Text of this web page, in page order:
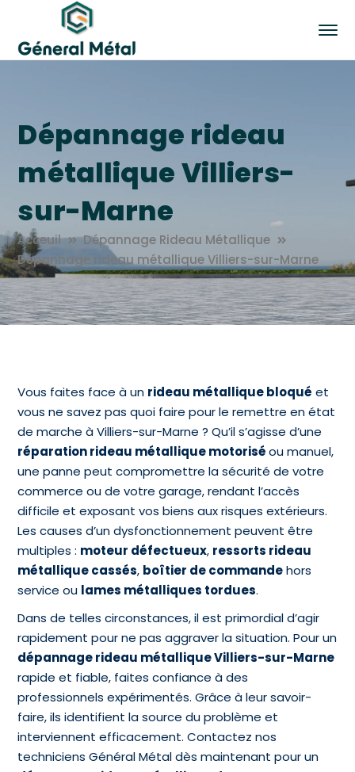
Dépannage rideau
métallique Villiers-
sur-Marne
Acceuil
Dépannage Rideau Métallique
Dépannage rideau métallique Villiers-sur-Marne
Vous faites face à un rideau métallique bloqué et
vous ne savez pas quoi faire pour le remettre en état
de marche à Villiers-sur-Marne ? Qu’il s’agisse d’une
réparation rideau métallique motoriséou manuel,
une panne peut compromettre la sécurité de votre
commerce ou de votre garage, rendant l’accès
difficile et exposant vos biens aux risques extérieurs.
Les causes d’un dysfonctionnement peuvent être
multiples : moteur défectueux, ressorts rideau
métallique cassés, boîtier de commandehors
service ou lames métalliques tordues.
Dans de telles circonstances, il est primordial d’agir
rapidement pour ne pas aggraver la situation. Pour un
dépannage rideau métallique Villiers-sur-Marne
rapide et fiable, faites confiance à des
professionnels expérimentés. Grâce à leur savoir-
faire, ils identifient la source du problème et
interviennent efficacement. Contactez nos
techniciens Général Métal dès maintenant pour un